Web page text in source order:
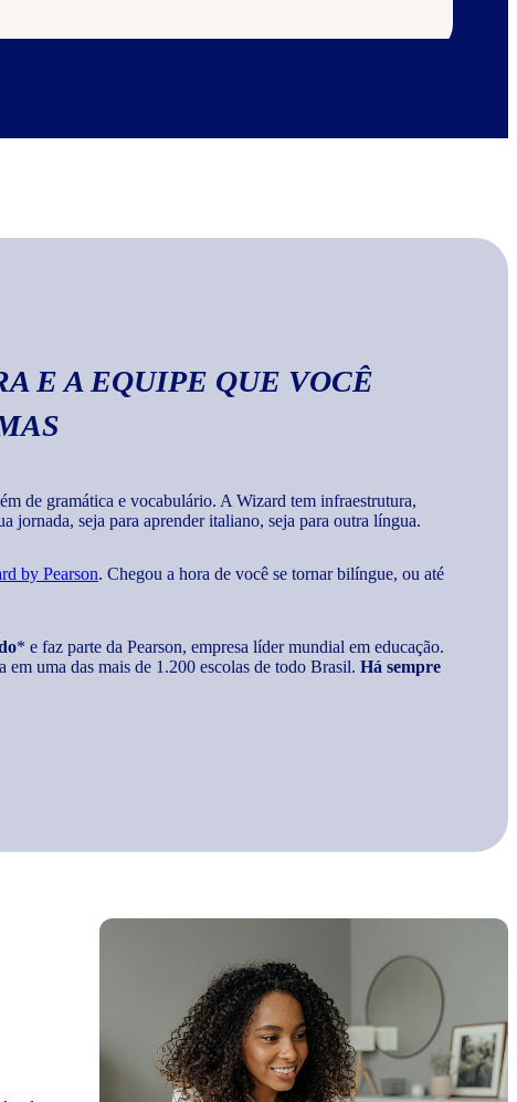
E A EQUIPE QUE VOCÊ
de gramática e vocabulário. A Wizard tem infraestrutura,
jornada, seja para aprender italiano, seja para outra língua.
by Pearson. Chegou a hora de você se tornar bilíngue, ou até
* e faz parte da Pearson, empresa líder mundial em educação.
em uma das mais de 1.200 escolas de todo Brasil. Há sempre